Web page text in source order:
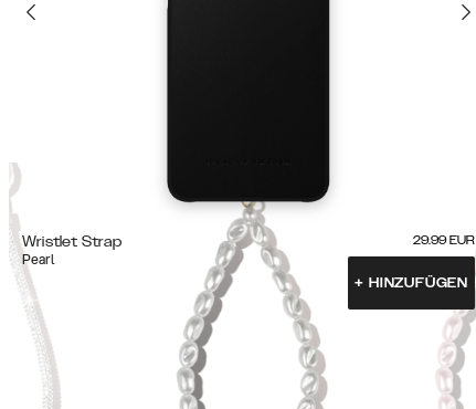
Wristlet Strap
Pearl
29.99 EUR
+ HINZUFÜGEN